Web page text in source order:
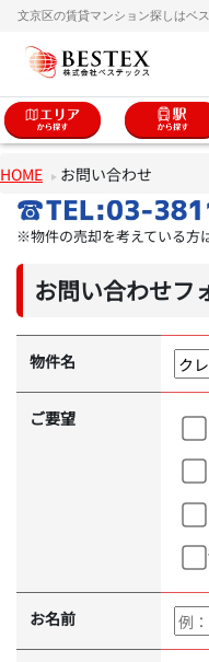
文京区の賃貸マンション探しはベ
HOME お問い合わせ
※物件の売却を考えている方
お問い合わせフ
物件名
ご要望
お名前